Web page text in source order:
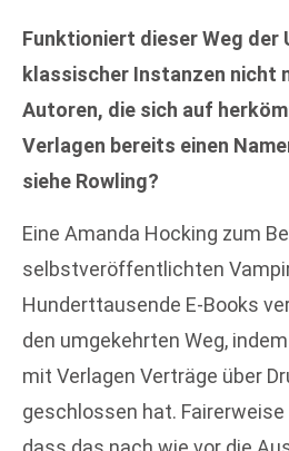
Funktioniert dieser Weg der
klassischer Instanzen nicht
Autoren, die sich auf
Verlagen bereits einen
siehe Rowling?
Eine Amanda Hocking zum
selbstveröffentlichten
Hunderttausende E-Books
den umgekehrten Weg,
mit Verlagen Verträge über
geschlossen hat.